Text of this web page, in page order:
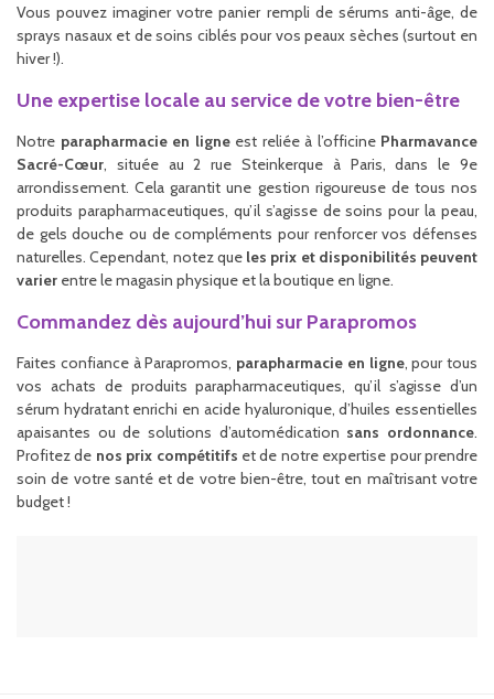
Vous pouvez imaginer votre panier rempli de sérums anti-âge, de
sprays nasaux et de soins ciblés pour vos peaux sèches (surtout en
hiver !).
Une expertise locale au service de votre bien-être
Notre parapharmacie en ligneest reliée à l’officine Pharmavance
Sacré-Cœur, située au 2 rue Steinkerque à Paris, dans le 9e
arrondissement. Cela garantit une gestion rigoureuse de tous nos
produits parapharmaceutiques, qu’il s’agisse de soins pour la peau,
de gels douche ou de compléments pour renforcer vos défenses
naturelles. Cependant, notez que les prix et disponibilités peuvent
varier entre le magasin physique et la boutique en ligne.
Commandez dès aujourd’hui sur Parapromos
Faites confiance à Parapromos, parapharmacie en ligne, pour tous
vos achats de produits parapharmaceutiques, qu’il s’agisse d’un
sérum hydratant enrichi en acide hyaluronique, d’huiles essentielles
apaisantes ou de solutions d’automédication sans ordonnance.
Profitez de nos prix compétitifs et de notre expertise pour prendre
soin de votre santé et de votre bien-être, tout en maîtrisant votre
budget !